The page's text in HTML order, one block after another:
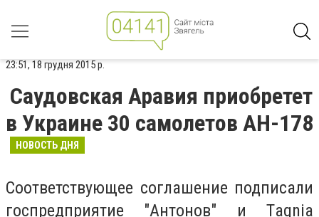
23:51, 18 грудня 2015 р.
Саудовская Аравия приобретет
в Украине 30 самолетов АН-178
НОВОСТЬ ДНЯ
Соответствующее соглашение подписали
госпредприятие "Антонов" и Тaqnia